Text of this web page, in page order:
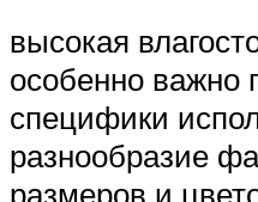
высокая
особенно важно
специфики
разнообразие
размеров и